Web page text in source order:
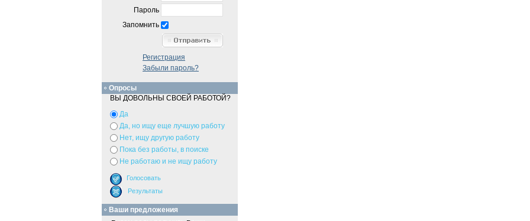
Пароль
Запомнить
Регистрация
Забыли пароль?
Опросы
ВЫ ДОВОЛЬНЫ СВОЕЙ РАБОТОЙ?
Да
Да, но ищу еще лучшую работу
Нет, ищу другую работу
Пока без работы, в поиске
Не работаю и не ищу работу
Ваши предложения